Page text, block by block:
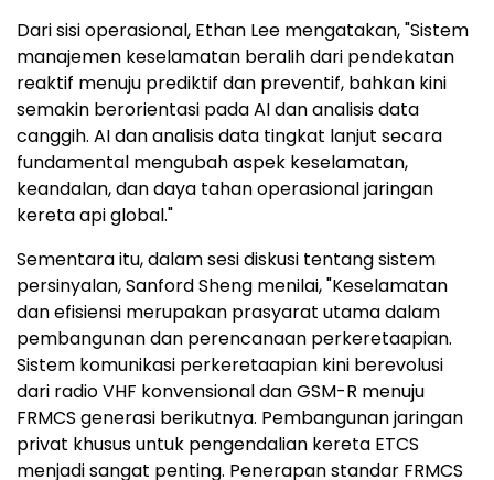
Dari sisi operasional, Ethan Lee mengatakan, "Sistem
manajemen keselamatan beralih dari pendekatan
reaktif menuju prediktif dan preventif, bahkan kini
semakin berorientasi pada AI dan analisis data
canggih. AI dan analisis data tingkat lanjut secara
fundamental mengubah aspek keselamatan,
keandalan, dan daya tahan operasional jaringan
kereta api global."
Sementara itu, dalam sesi diskusi tentang sistem
persinyalan, Sanford Sheng menilai, "Keselamatan
dan efisiensi merupakan prasyarat utama dalam
pembangunan dan perencanaan perkeretaapian.
Sistem komunikasi perkeretaapian kini berevolusi
dari radio VHF konvensional dan GSM-R menuju
FRMCS generasi berikutnya. Pembangunan jaringan
privat khusus untuk pengendalian kereta ETCS
menjadi sangat penting. Penerapan standar FRMCS